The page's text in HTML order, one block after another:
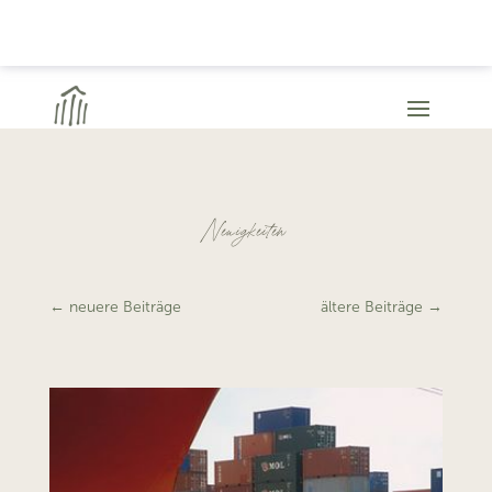
Neuigkeiten
← neuere Beiträge ältere Beiträge →